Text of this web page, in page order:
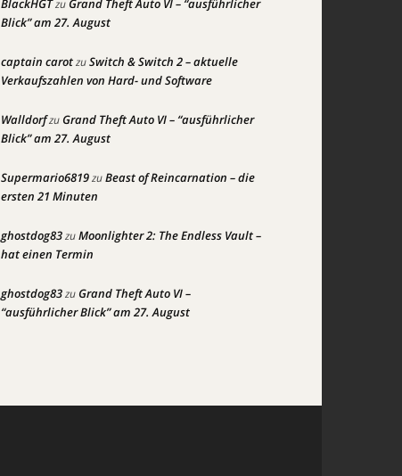
BlackHGTzuGrand Theft Auto VI – “ausführlicher
Blick” am 27. August
captain carotzuSwitch & Switch 2 – aktuelle
Verkaufszahlen von Hard- und Software
WalldorfzuGrand Theft Auto VI – “ausführlicher
Blick” am 27. August
Supermario6819zuBeast of Reincarnation – die
ersten 21 Minuten
ghostdog83zuMoonlighter 2: The Endless Vault –
hat einen Termin
ghostdog83zuGrand Theft Auto VI –
“ausführlicher Blick” am 27. August